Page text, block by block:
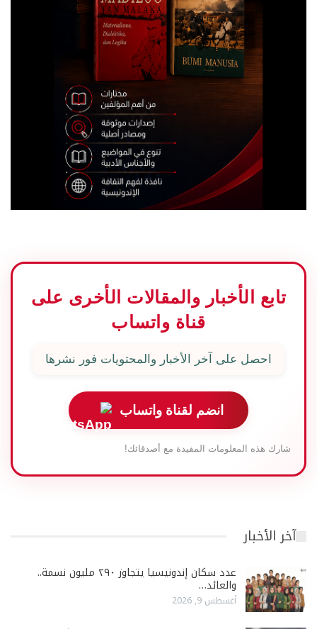
تابع الأخبار والمقالات الأخرى على
قناة واتساب
احصل على آخر الأخبار والمحتويات فور نشرها
انضم لقناة واتساب
شارك هذه المعلومات المفيدة مع أصدقائك!
آخر الأخبار
عدد سكان إندونيسيا يتجاوز ٢٩٠ مليون نسمة..
والعائد…
أغسطس 9, 2026